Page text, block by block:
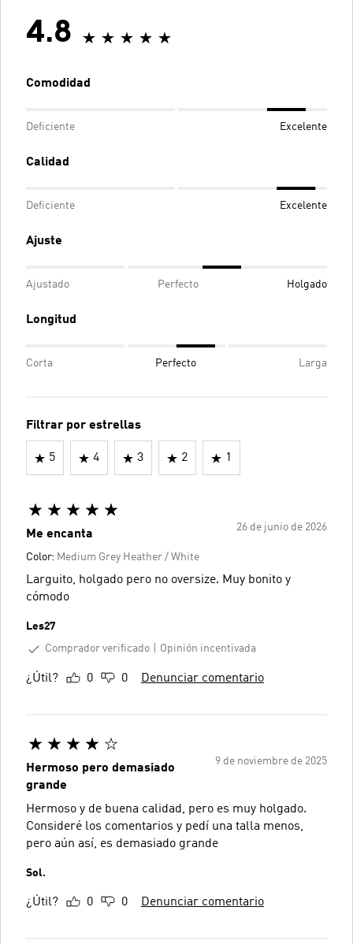
4.8
Comodidad
Deficiente Excelente
Calidad
Deficiente Excelente
Ajuste
Ajustado Perfecto Holgado
Longitud
Corta Perfecto Larga
Filtrar por estrellas
5 4 3 2 1
26 de junio de 2026
Me encanta
Color: Medium Grey Heather / White
Larguito, holgado pero no oversize. Muy bonito y
cómodo
Les27
Comprador verificado
Opinión incentivada
¿Útil? 0 0 Denunciar comentario
9 de noviembre de 2025
Hermoso pero demasiado
grande
Hermoso y de buena calidad, pero es muy holgado.
Consideré los comentarios y pedí una talla menos,
pero aún así, es demasiado grande
Sol.
¿Útil? 0 0 Denunciar comentario